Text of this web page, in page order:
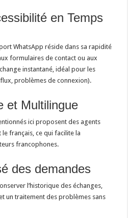
en Temps
WhatsApp réside dans sa rapidité
formulaires de contact ou aux
instantané, idéal pour les
problèmes de connexion).
et Multilingue
ici proposent des agents
français, ce qui facilite la
francophones.
des demandes
l’historique des échanges,
un traitement des problèmes sans